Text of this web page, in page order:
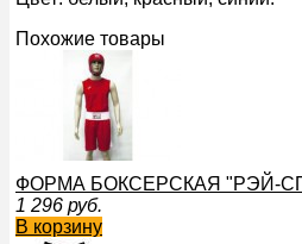
Похожие товары
ФОРМА БОКСЕРСКАЯ "РЭЙ-
1 296 руб.
В корзину